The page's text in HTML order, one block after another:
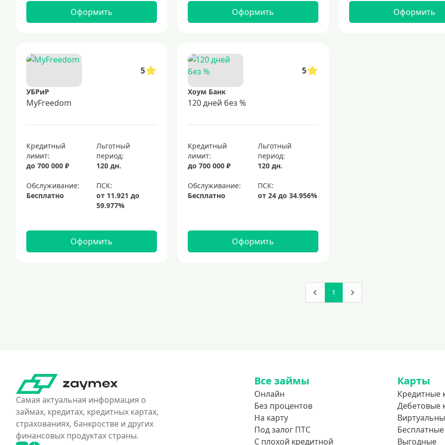
Оформить Оформить Оформить
5
УБРиР
MyFreedom
Кредитный
лимит:
до 700 000 ₽
Льготный
период:
120 дн.
Обслуживание:
Бесплатно
Оформить
5
Хоум Банк
120 дней без %
Кредитный
лимит:
до 700 000 ₽
Льготный
период:
120 дн.
Обслуживание:
Бесплатно
Оформить
1
Самая актуальная информация о
займах, кредитах, кредитных картах,
страхованиях, банкростве и других
финансовых продуктах страны.
Все займы
Онлайн
Без процентов
На карту
Под залог ПТС
С плохой кредитной
Карты
Кредитные
Дебетовые
Бесплатные
Выгодные